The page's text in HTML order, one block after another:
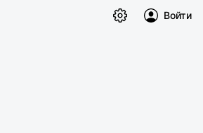
Войти